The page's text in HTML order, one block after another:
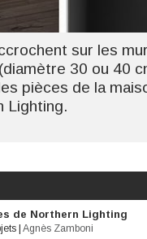
sur les
30 ou 40
pièces de la
Lighting.
de Northern Lighting
Agnès Zamboni